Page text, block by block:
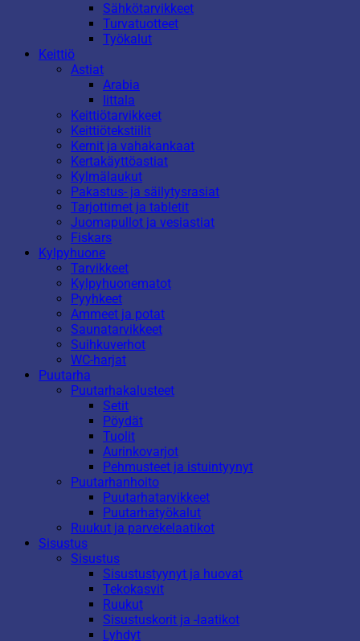
Sähkötarvikkeet
Turvatuotteet
Työkalut
Keittiö
Astiat
Arabia
Iittala
Keittiötarvikkeet
Keittiötekstiilit
Kernit ja vahakankaat
Kertakäyttöastiat
Kylmälaukut
Pakastus- ja säilytysrasiat
Tarjottimet ja tabletit
Juomapullot ja vesiastiat
Fiskars
Kylpyhuone
Tarvikkeet
Kylpyhuonematot
Pyyhkeet
Ammeet ja potat
Saunatarvikkeet
Suihkuverhot
WC-harjat
Puutarha
Puutarhakalusteet
Setit
Pöydät
Tuolit
Aurinkovarjot
Pehmusteet ja istuintyynyt
Puutarhanhoito
Puutarhatarvikkeet
Puutarhatyökalut
Ruukut ja parvekelaatikot
Sisustus
Sisustus
Sisustustyynyt ja huovat
Tekokasvit
Ruukut
Sisustuskorit ja -laatikot
Lyhdyt